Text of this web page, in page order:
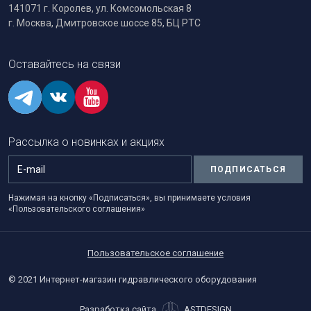
141071 г. Королев, ул. Комсомольская 8
г. Москва, Дмитровское шоссе 85, БЦ РТС
Оставайтесь на связи
Рассылка о новинках и акциях
ПОДПИСАТЬСЯ
Нажимая на кнопку «Подписаться», вы принимаете условия
«Пользовательского соглашения»
Пользовательское соглашение
© 2021 Интернет-магазин гидравлического оборудования